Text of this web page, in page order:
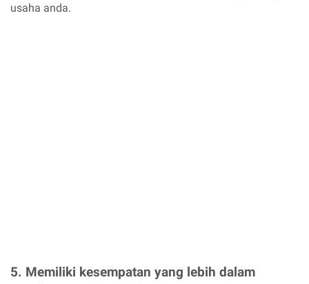
usaha anda.
5. Memiliki kesempatan yang lebih dalam